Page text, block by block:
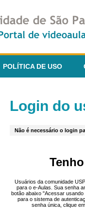
POLÍTICA DE USO
Login do
Não é necessário o login
Usuários da comunidade
para o e-Aulas. Sua senha
botão abaixo "Acessar
para o sistema de
senha única, clique